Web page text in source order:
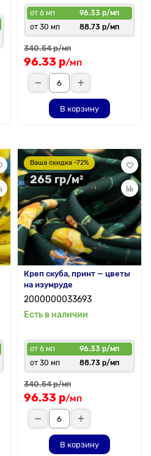
от 6 мп
96.33 р/мп
от 30 мп
88.73 р/мп
340.54 р/мп
96.33 р/мп
В корзину
Ваша скидка -72%
265 гр/м²
Креп скуба, принт — цветы
на изумруде
2000000033693
Есть в наличии
от 6 мп
96.33 р/мп
от 30 мп
88.73 р/мп
340.54 р/мп
96.33 р/мп
В корзину